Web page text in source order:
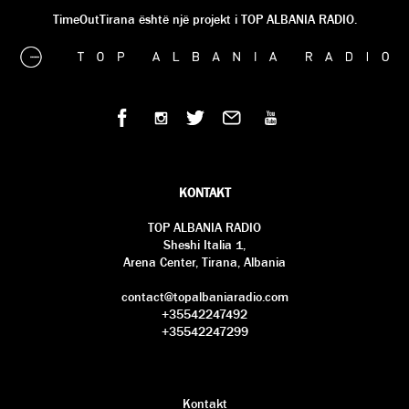
TimeOutTirana është një projekt i TOP ALBANIA RADIO.
KONTAKT
TOP ALBANIA RADIO
Sheshi Italia 1,
Arena Center, Tirana, Albania
contact@topalbaniaradio.com
+35542247492
+35542247299
Kontakt